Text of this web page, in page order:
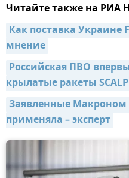
Читайте также на РИА
Как поставка Украине
мнение
Российская ПВО
крылатые ракеты SCALP
Заявленные Макроном
применяла – эксперт